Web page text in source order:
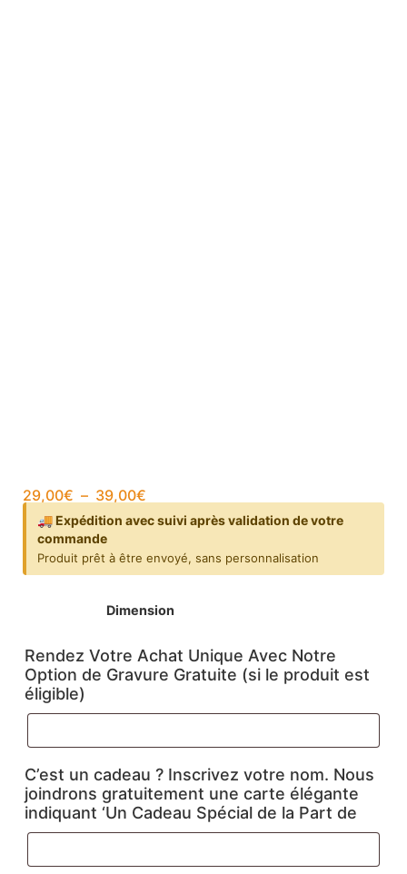
29,00€ – 39,00€
🚚 Expédition avec suivi après validation de votre
commande
Produit prêt à être envoyé, sans personnalisation
Dimension
Rendez Votre Achat Unique Avec Notre
Option de Gravure Gratuite (si le produit est
éligible)
C’est un cadeau ? Inscrivez votre nom. Nous
joindrons gratuitement une carte élégante
indiquant ‘Un Cadeau Spécial de la Part de